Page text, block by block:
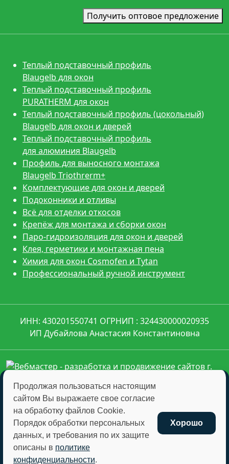
Получить оптовое предложение
Теплый подставочный профиль
Blaugelb для окон
Теплый подставочный профиль
PURATHERM для окон
Теплый подставочный профиль (цокольный)
Blaugelb для окон и дверей
Теплый подставочный профиль
для алюминия Blaugelb
Профиль для выносного монтажа
Blaugelb Triothrerm+
Комплектующие для окон и дверей
Подоконники и отливы
Всё для отделки откосов
Крепёж для монтажа и сборки окон
Паро-гидроизоляция для окон и дверей
Клея, герметики и монтажная пена
Химия для окон Cosmofen и Tytan
Профессиональный ручной инструмент
ИНН: 430201550741 ОГРНИП : 324430000020935
ИП Дубайлова Анастасия Константиновна
montagkomplekt@montagkomplekt.ru
+7 (8332) 45-27-29
Отправляя любую форму на сайте, вы соглашаетесь
Продолжая пользоваться настоящим
сайтом Вы выражаете свое согласие
на обработку файлов Cookie.
Порядок обработки персональных
данных, и требования по их защите
описаны в политике
конфиденциальности.
Хорошо